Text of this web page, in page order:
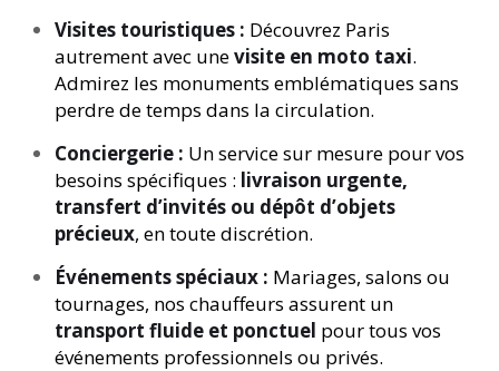
Visites touristiques : Découvrez Paris
autrement avec unevisite en moto taxi.
Admirez les monuments emblématiques sans
perdre de temps dans la circulation.
Conciergerie : Un service sur mesure pour vos
besoins spécifiques : livraison urgente,
transfert d’invités ou dépôt d’objets
précieux, en toute discrétion.
Événements spéciaux : Mariages, salons ou
tournages, nos chauffeurs assurent un
transport fluide et ponctuel pour tous vos
événements professionnels ou privés.